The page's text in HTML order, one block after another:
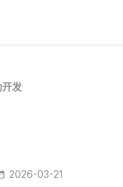
发
2026-03-21